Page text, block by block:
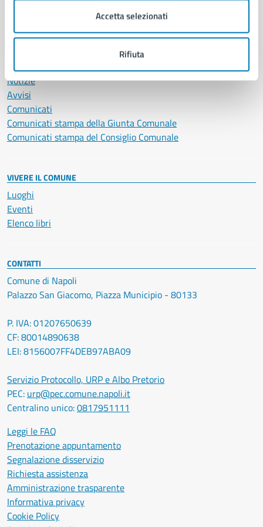
Accetta selezionati
Rifiuta
Notizie
Avvisi
Comunicati
Comunicati stampa della Giunta Comunale
Comunicati stampa del Consiglio Comunale
VIVERE IL COMUNE
Luoghi
Eventi
Elenco libri
CONTATTI
Comune di Napoli
Palazzo San Giacomo, Piazza Municipio - 80133
P. IVA: 01207650639
CF: 80014890638
LEI: 8156007FF4DEB97ABA09
Servizio Protocollo, URP e Albo Pretorio
PEC: urp@pec.comune.napoli.it
Centralino unico:0817951111
Leggi le FAQ
Prenotazione appuntamento
Segnalazione disservizio
Richiesta assistenza
Amministrazione trasparente
Informativa privacy
Cookie Policy